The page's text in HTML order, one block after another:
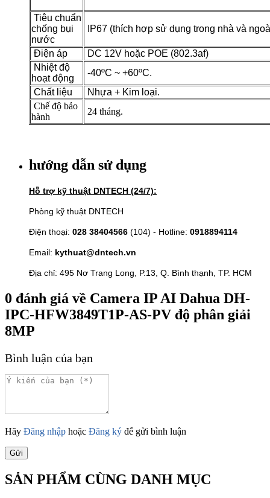
Tiêu chuẩn
chống bụi
nước
IP67 (thích hợp sử dụng trong nhà và
Điện áp
DC 12V hoặc POE (802.3af)
Nhiệt độ
hoạt động
-40ºC ~ +60ºC.
Chất liệu
Nhựa + Kim loại.
Chế độ bảo
hành
24 tháng.
hướng dẫn sử dụng
Hỗ trợ kỹ thuật DNTECH (24/7):
Phòng kỹ thuật DNTECH
Điện thoại: 028 38404566 (104) - Hotline: 0918894114
Email: kythuat@dntech.vn
Địa chỉ: 495 Nơ Trang Long, P.13, Q. Bình thạnh, TP. HCM
0 đánh giá về Camera IP AI Dahua DH-
IPC-HFW3849T1P-AS-PV độ phân giải
8MP
Bình luận của bạn
Hãy Đăng nhập hoặc Đăng ký để gửi bình luận
Gửi
SẢN PHẨM CÙNG DANH MỤC